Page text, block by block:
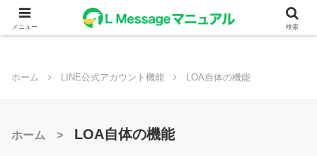
ホーム LINE公式アカウント機能 LOA自体の機能
ホーム > LOA自体の機能
メニュー 検索